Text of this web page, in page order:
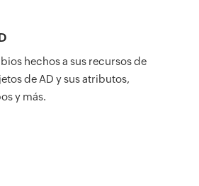
hechos a sus recursos de
de AD y sus atributos,
y más.